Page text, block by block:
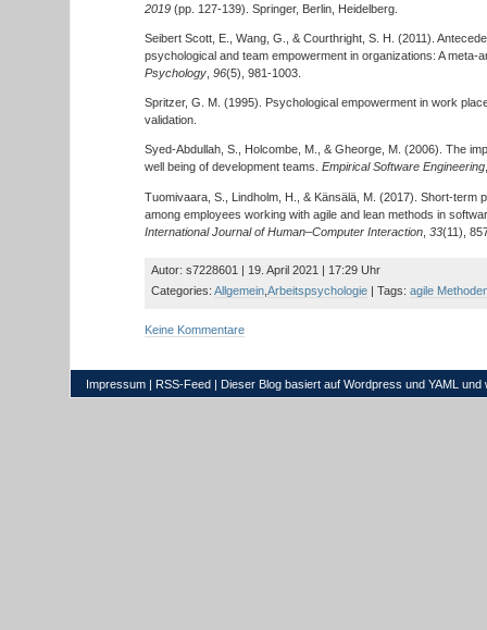
2019 (pp. 127-139). Springer, Berlin, Heidelberg.
Seibert Scott, E., Wang, G., & Courthright, S. H. (2011).
psychological and team empowerment in organizations: A meta-
Psychology 96(5), 981-1003.
Spritzer, G. M. (1995). Psychological empowerment in work
validation.
Syed-Abdullah, S., Holcombe, M., & Gheorge, M. (2006). The
well being of development teams. Empirical Software Engineering
Tuomivaara, S., Lindholm, H., & Känsälä, M. (2017). Short-term
among employees working with agile and lean methods in
International Journal of Human–Computer Interaction 33(11),
Autor: s7228601 | 19. April 2021 | 17:29 Uhr
Categories:Allgemein ,Arbeitspsychologie | Tags:agile
Keine Kommentare
Impressum | RSS-Feed | Dieser Blog basiert auf Wordpress und YAML und